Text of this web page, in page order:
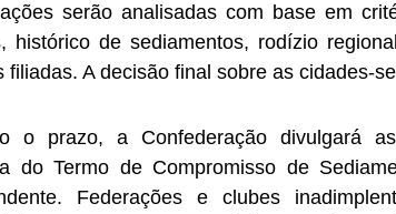
serão analisadas com base em
histórico de sediamentos, rodízio
filiadas. A decisão final sobre as cidades-
o prazo, a Confederação divulgará
do Termo de Compromisso de
Federações e clubes